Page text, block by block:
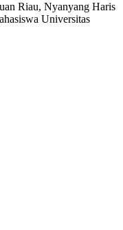
Riau, Nyanyang Haris
Universitas